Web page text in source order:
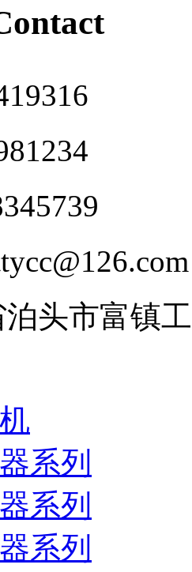
头市富镇
系列
系列
系列